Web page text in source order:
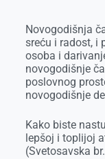
Novogodišnja
sreću i radost, i
osoba i
novogodišnje
poslovnog
novogodišnje
Kako biste
lepšoj i toplijoj
(Svetosavska